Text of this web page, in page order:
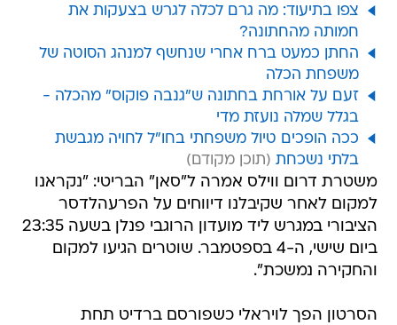
צפו בתיעוד: מה גרם לכלה לגרש בצעקות את
חמותה מהחתונה?
החתן כמעט ברח אחרי שנחשף למנהג הסוטה של
משפחת הכלה
זעם על אורחת בחתונה ש"גנבה פוקוס" מהכלה -
בגלל שמלה נועזת מדי
ככה הופכים טיול משפחתי בחו"ל לחויה מגבשת
בלתי נשכחת
משטרת דרום ווילס אמרה ל"סאן" הבריטי: "נקראנו
למקום לאחר שקיבלנו דיווחים על הפרעהלדסר
הציבורי במגרש ליד מועדון הרוגבי פנלן בשעה 23:35
ביום שישי, ה-4 בספטמבר. שוטרים הגיעו למקום
והחקירה נמשכת".
הסרטון הפך לויראלי כשפורסם ברדיט תחת